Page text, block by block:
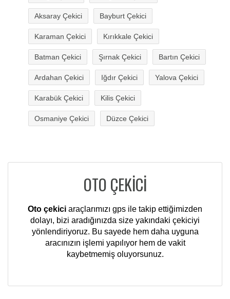
Aksaray Çekici Bayburt Çekici
Karaman Çekici Kırıkkale Çekici
Batman Çekici Şırnak Çekici Bartın Çekici
Ardahan Çekici Iğdır Çekici Yalova Çekici
Karabük Çekici Kilis Çekici
Osmaniye Çekici Düzce Çekici
OTO ÇEKİCİ
Oto çekici araçlarımızı gps ile takip ettiğimizden
dolayı, bizi aradığınızda size yakındaki çekiciyi
yönlendiriyoruz. Bu sayede hem daha uyguna
aracınızın işlemi yapılıyor hem de vakit
kaybetmemiş oluyorsunuz.